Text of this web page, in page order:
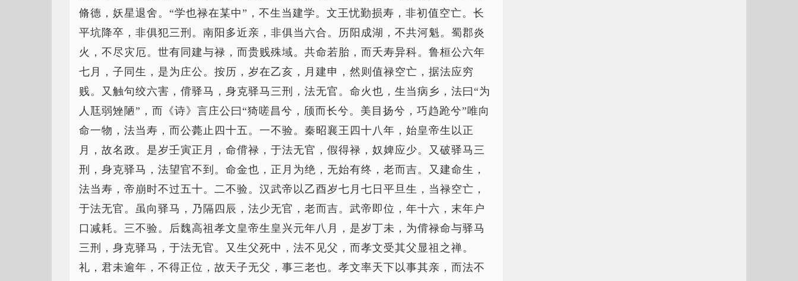
脩德，妖星退舍。“学也禄在某中”，不生当建学。文王忧勤损寿，非初值空亡。长
平坑降卒，非俱犯三刑。南阳多近亲，非俱当六合。历阳成湖，不共河魁。蜀郡炎
火，不尽灾厄。世有同建与禄，而贵贱殊域。共命若胎，而夭寿异科。鲁桓公六年
七月，子同生，是为庄公。按历，岁在乙亥，月建申，然则值禄空亡，据法应穷
贱。又触句绞六害，偝驿马，身克驿马三刑，法无官。命火也，生当病乡，法曰“为
人尫弱矬陋”，而《诗》言庄公曰“猗嗟昌兮，颀而长兮。美目扬兮，巧趋跄兮”唯向
命一物，法当寿，而公薨止四十五。一不验。秦昭襄王四十八年，始皇帝生以正
月，故名政。是岁壬寅正月，命偝禄，于法无官，假得禄，奴婢应少。又破驿马三
刑，身克驿马，法望官不到。命金也，正月为绝，无始有终，老而吉。又建命生，
法当寿，帝崩时不过五十。二不验。汉武帝以乙酉岁七月七日平旦生，当禄空亡，
于法无官。虽向驿马，乃隔四辰，法少无官，老而吉。武帝即位，年十六，末年户
口减耗。三不验。后魏高祖孝文皇帝生皇兴元年八月，是岁丁未，为偝禄命与驿马
三刑，身克驿马，于法无官。又生父死中，法不见父，而孝文受其父显祖之禅。
礼，君未逾年，不得正位，故天子无父，事三老也。孝文率天下以事其亲，而法不